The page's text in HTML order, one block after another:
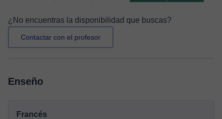
¿No encuentras la disponibilidad que buscas?
Contactar con el profesor
Enseño
Francés